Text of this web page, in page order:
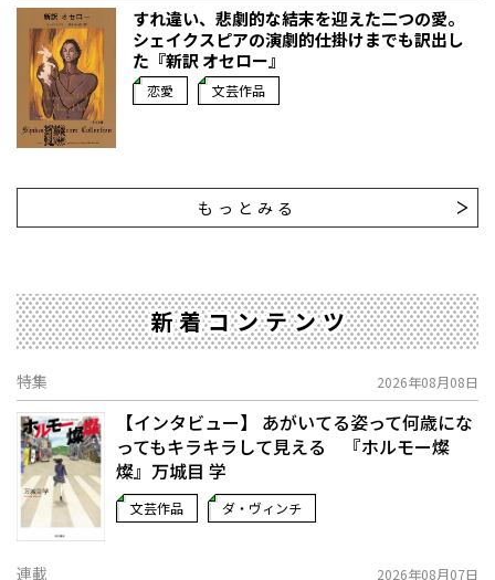
すれ違い、悲劇的な結末を迎えた二つの愛。
シェイクスピアの演劇的仕掛けまでも訳出し
た『新訳 オセロー』
恋愛 文芸作品
もっとみる
新着コンテンツ
特集 2026年08月08日
【インタビュー】 あがいてる姿って何歳にな
ってもキラキラして見える 『ホルモー燦
燦』万城目 学
文芸作品 ダ・ヴィンチ
連載 2026年08月07日